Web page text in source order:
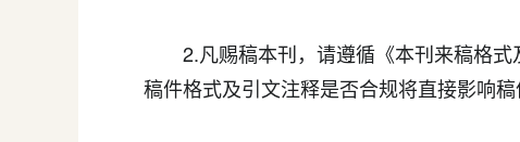
2.凡赐稿本刊，请遵循《本刊来稿格式
稿件格式及引文注释是否合规将直接影响稿